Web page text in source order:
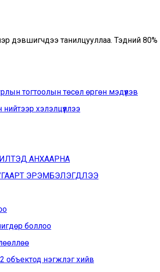
дэвшигчдээ танилцууллаа. Тэдний 80%
тогтоолын төсөл өргөн мэдүүлэв
хэлэлцүүллээ
АНХААРНА
ЭРЭМБЭЛЭГДЛЭЭ
боллоо
объектод нэгжлэг хийв